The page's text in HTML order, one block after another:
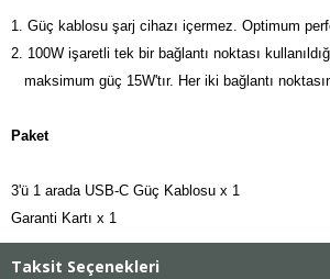
1. Güç kablosu şarj cihazı içermez. Optimum
2. 100W işaretli tek bir bağlantı noktası
maksimum güç 15W'tır. Her iki bağlantı
Paket
3'ü 1 arada USB-C Güç Kablosu x 1
Garanti Kartı x 1
Taksit Seçenekleri